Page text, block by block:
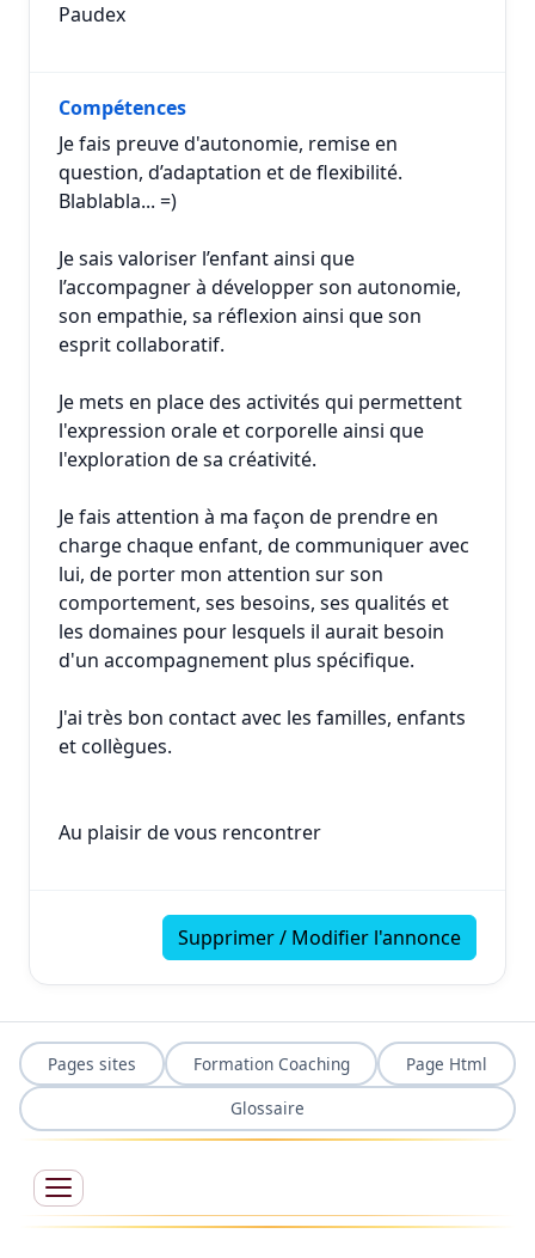
Paudex
Compétences
Je fais preuve d'autonomie, remise en
question, d’adaptation et de flexibilité.
Blablabla... =)
Je sais valoriser l’enfant ainsi que
l’accompagner à développer son autonomie,
son empathie, sa réflexion ainsi que son
esprit collaboratif.
Je mets en place des activités qui permettent
l'expression orale et corporelle ainsi que
l'exploration de sa créativité.
Je fais attention à ma façon de prendre en
charge chaque enfant, de communiquer avec
lui, de porter mon attention sur son
comportement, ses besoins, ses qualités et
les domaines pour lesquels il aurait besoin
d'un accompagnement plus spécifique.
J'ai très bon contact avec les familles, enfants
et collègues.
Au plaisir de vous rencontrer
Supprimer / Modifier l'annonce
Pages sites Formation Coaching
Page Html
Glossaire